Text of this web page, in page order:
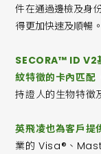
件在通過邊檢及身
得更加快速及順暢。
SECORA™ ID V2
紋特徵的卡內匹
持證人的生物特徵
英飛凌也為客戶提
業的 Visa®、